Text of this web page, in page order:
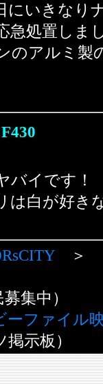
にいきなり
急処置しま
のアルミ製
バイです！
は白が好き
＞
募集中）
ーファイル
掲示板）